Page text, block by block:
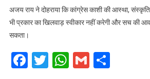
अजय राय ने दोहराया कि कांग्रेस काशी की आस्था,
भी प्रकार का खिलवाड़ स्वीकार नहीं करेगी और सच की
सकता।
Facebook
Twitter
WhatsApp
GmailShare